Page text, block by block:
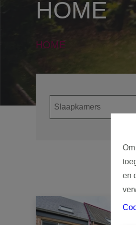
en
HOME
HOME